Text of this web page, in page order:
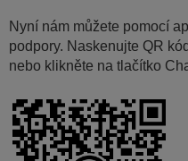
Nyní nám můžete pomocí
podpory. Naskenujte QR
nebo klikněte na tlačítko